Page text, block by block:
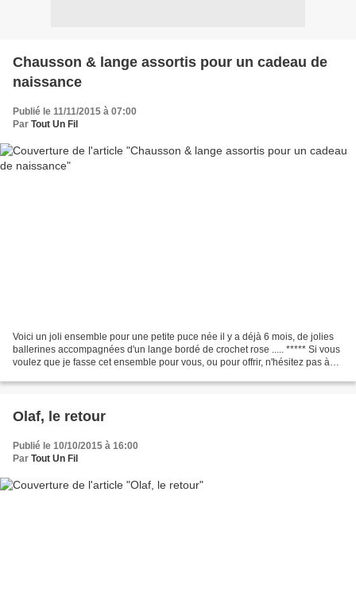
Chausson & lange assortis pour un cadeau de
naissance
Publié le 11/11/2015 à 07:00
Par Tout Un Fil
Voici un joli ensemble pour une petite puce née il y a déjà 6 mois, de jolies
ballerines accompagnées d'un lange bordé de crochet rose ..... ***** Si vous
voulez que je fasse cet ensemble pour vous, ou pour offrir, n'hésitez pas à
Olaf, le retour
Publié le 10/10/2015 à 16:00
Par Tout Un Fil